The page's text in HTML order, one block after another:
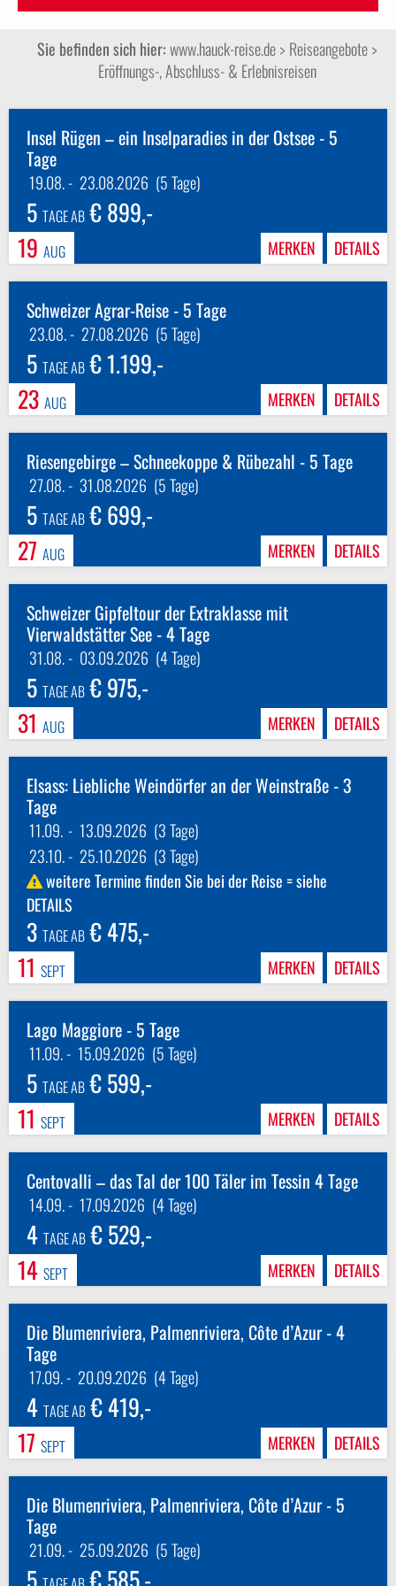
Sie befinden sich hier:www.hauck-reise.de> Reiseangebote >
Eröffnungs-, Abschluss- & Erlebnisreisen
19 AUG
Insel Rügen – ein Inselparadies in der Ostsee - 5
Tage
19.08.- 23.08.2026 (5 Tage)
5 TAGE AB € 899,-
MERKEN DETAILS
23 AUG
Schweizer Agrar-Reise - 5 Tage
23.08.- 27.08.2026 (5 Tage)
5 TAGE AB € 1.199,-
MERKEN DETAILS
27 AUG
Riesengebirge – Schneekoppe & Rübezahl - 5 Tage
27.08.- 31.08.2026 (5 Tage)
5 TAGE AB € 699,-
MERKEN DETAILS
31 AUG
Schweizer Gipfeltour der Extraklasse mit
Vierwaldstätter See - 4 Tage
31.08.- 03.09.2026 (4 Tage)
5 TAGE AB € 975,-
MERKEN DETAILS
11 SEPT
Elsass: Liebliche Weindörfer an der Weinstraße - 3
Tage
11.09. - 13.09.2026 (3 Tage)
23.10.- 25.10.2026 (3 Tage)
weitere Termine finden Sie bei der Reise = siehe
DETAILS
3 TAGE AB € 475,-
MERKEN DETAILS
11 SEPT
Lago Maggiore - 5 Tage
11.09.- 15.09.2026 (5 Tage)
5 TAGE AB € 599,-
MERKEN DETAILS
14 SEPT
Centovalli – das Tal der 100 Täler im Tessin 4 Tage
14.09.- 17.09.2026 (4 Tage)
4 TAGE AB € 529,-
MERKEN DETAILS
17 SEPT
Die Blumenriviera, Palmenriviera, Côte d’Azur - 4
Tage
17.09.- 20.09.2026 (4 Tage)
4 TAGE AB € 419,-
MERKEN DETAILS
Die Blumenriviera, Palmenriviera, Côte d’Azur - 5
Tage
21.09.- 25.09.2026 (5 Tage)